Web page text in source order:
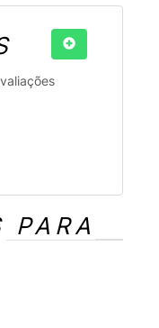
PARA